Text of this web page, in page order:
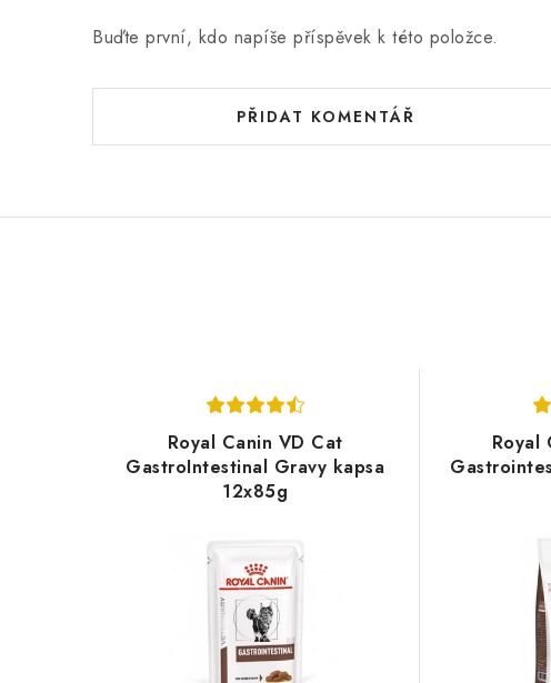
Buďte první, kdo napíše příspěvek k této položce.
PŘIDAT KOMENTÁŘ
Royal Canin VD Cat
GastroIntestinal Gravy kapsa
12x85g
Royal